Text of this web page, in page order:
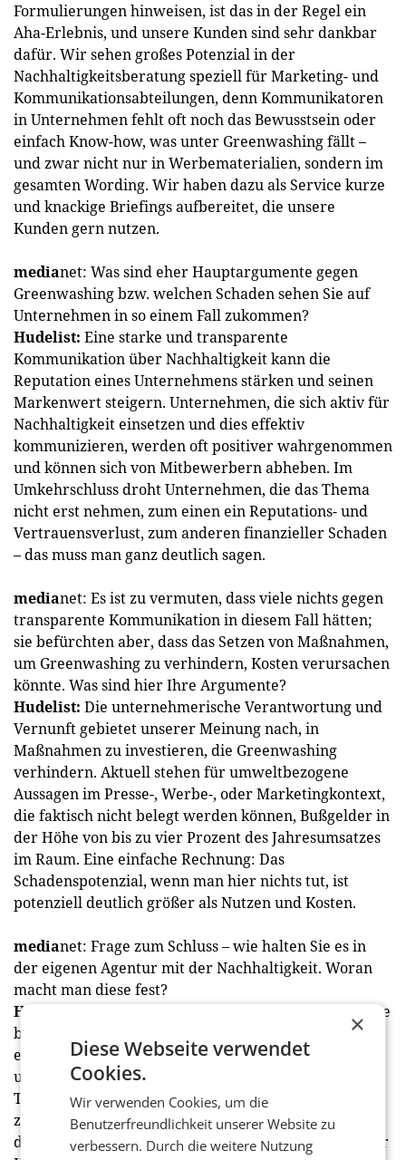
Formulierungen hinweisen, ist das in der Regel ein
Aha-Erlebnis, und unsere Kunden sind sehr dankbar
dafür. Wir sehen großes Potenzial in der
Nachhaltigkeitsberatung speziell für Marketing- und
Kommunikationsabteilungen, denn Kommunikatoren
in Unternehmen fehlt oft noch das Bewusstsein oder
einfach Know-how, was unter Greenwashing fällt –
und zwar nicht nur in Werbematerialien, sondern im
gesamten Wording. Wir haben dazu als Service kurze
und knackige Briefings aufbereitet, die unsere
Kunden gern nutzen.
medianet: Was sind eher Hauptargumente gegen
Greenwashing bzw. welchen Schaden sehen Sie auf
Unternehmen in so einem Fall zukommen?
Hudelist: Eine starke und transparente
Kommunikation über Nachhaltigkeit kann die
Reputation eines Unternehmens stärken und seinen
Markenwert steigern. Unternehmen, die sich aktiv für
Nachhaltigkeit einsetzen und dies effektiv
kommunizieren, werden oft positiver wahrgenommen
und können sich von Mitbewerbern abheben. Im
Umkehrschluss droht Unternehmen, die das Thema
nicht erst nehmen, zum einen ein Reputations- und
Vertrauensverlust, zum anderen finanzieller Schaden
– das muss man ganz deutlich sagen.
medianet: Es ist zu vermuten, dass viele nichts gegen
transparente Kommunikation in diesem Fall hätten;
sie befürchten aber, dass das Setzen von Maßnahmen,
um Greenwashing zu verhindern, Kosten verursachen
könnte. Was sind hier Ihre Argumente?
Hudelist: Die unternehmerische Verantwortung und
Vernunft gebietet unserer Meinung nach, in
Maßnahmen zu investieren, die Greenwashing
verhindern. Aktuell stehen für umweltbezogene
Aussagen im Presse-, Werbe-, oder Marketingkontext,
die faktisch nicht belegt werden können, Bußgelder in
der Höhe von bis zu vier Prozent des Jahresumsatzes
im Raum. Eine einfache Rechnung: Das
Schadenspotenzial, wenn man hier nichts tut, ist
potenziell deutlich größer als Nutzen und Kosten.
medianet: Frage zum Schluss – wie halten Sie es in
der eigenen Agentur mit der Nachhaltigkeit. Woran
macht man diese fest?
Hudelist:
Als PR-Agentur spielen wir eine Doppelrolle
bei der Unterstützung des Wandels – durch unser
eigenes Handeln und durch die Zusammenarbeit mit
unseren Kunden. Eine standortübergreifende
Taskforce mit entsprechendem Spezialwissen und
zertifizierten Ausbildungen zum Thema sorgt bei ikp
dafür, dass das Thema intern, extern sowie in unserer
×
Diese Webseite verwendet
Cookies.
Wir verwenden Cookies, um die
Benutzerfreundlichkeit unserer Website zu
verbessern. Durch die weitere Nutzung